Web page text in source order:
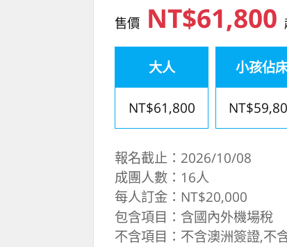
售價 NT$61,800
大人
NT$61,800
小孩佔
報名截止：2026/10/08
成團人數：16人
每人訂金：NT$20,000
包含項目：含國內外機場稅
不含項目：不含澳洲簽證,不